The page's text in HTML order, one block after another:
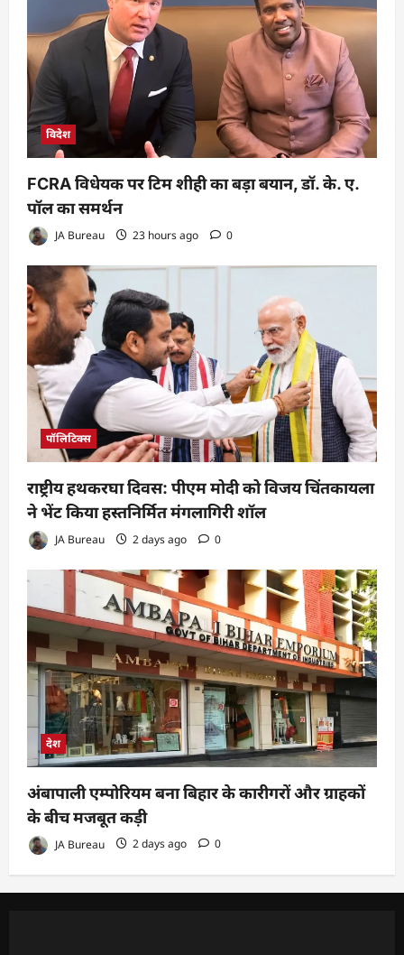
विदेश
FCRA विधेयक पर टिम शीही का बड़ा बयान, डॉ. के. ए.
पॉल का समर्थन
JA Bureau 23 hours ago 0
पॉलिटिक्स
राष्ट्रीय हथकरघा दिवस: पीएम मोदी को विजय चिंतकायला
ने भेंट किया हस्तनिर्मित मंगलागिरी शॉल
JA Bureau 2 days ago 0
देश
अंबापाली एम्पोरियम बना बिहार के कारीगरों और ग्राहकों
के बीच मजबूत कड़ी
JA Bureau 2 days ago 0